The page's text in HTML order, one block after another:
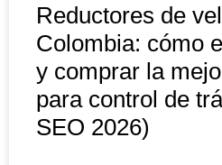
Reductores de
Colombia: cómo
y comprar la
para control de
SEO 2026)